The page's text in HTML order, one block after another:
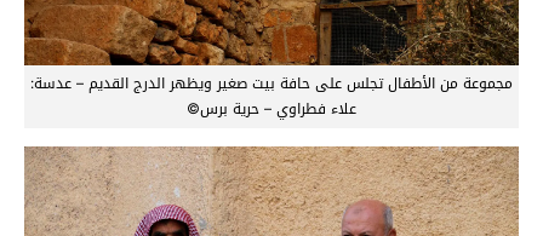
مجموعة من الأطفال تجلس على حافة بيت صغير ويظهر الدرج القديم – عدسة:
علاء فطراوي – حرية برس©